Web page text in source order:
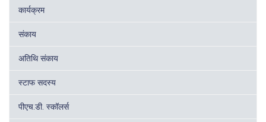
कार्यक्रम
संकाय
अतिथि संकाय
स्टाफ सदस्य
पीएच.डी. स्कॉलर्स